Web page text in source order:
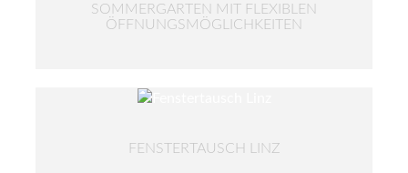
SOMMERGARTEN MIT FLEXIBLEN
ÖFFNUNGSMÖGLICHKEITEN
FENSTERTAUSCH LINZ